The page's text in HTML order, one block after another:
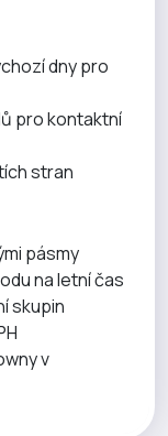
dny pro
pro kontaktní
stran
pásmy
na letní čas
skupin
v